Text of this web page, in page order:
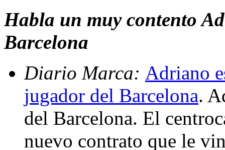
Habla un muy contento
Barcelona
Diario Marca: Adriano
jugador del Barcelona.
del Barcelona. El
nuevo contrato que le